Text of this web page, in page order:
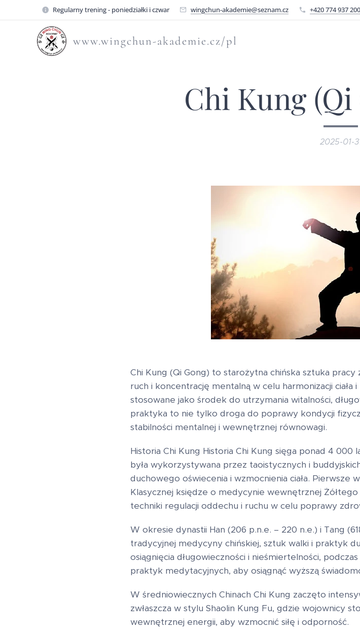
Regularny trening - poniedziałki i czwar wingchun-akademie@seznam.cz +420 774 937 200
www.wingchun-akademie.cz/pl
Chi Kung (Qi
2025-01-
Chi Kung (Qi Gong) to starożytna chińska sztuka
ruch i koncentrację mentalną w celu harmonizacji ciała
stosowane jako środek do utrzymania witalności,
praktyka to nie tylko droga do poprawy kondycji
stabilności mentalnej i wewnętrznej równowagi.
Historia Chi Kung Historia Chi Kung sięga ponad 4
była wykorzystywana przez taoistycznych i
duchowego oświecenia i wzmocnienia ciała. Pierwsze
Klasycznej księdze o medycynie wewnętrznej
techniki regulacji oddechu i ruchu w celu poprawy
W okresie dynastii Han (206 p.n.e. – 220 n.e.) i Tang
tradycyjnej medycyny chińskiej, sztuk walki i praktyk
osiągnięcia długowieczności i nieśmiertelności,
praktyk medytacyjnych, aby osiągnąć wyższą
W średniowiecznych Chinach Chi Kung zaczęto
zwłaszcza w stylu Shaolin Kung Fu, gdzie wojownicy
wewnętrznej energii, aby wzmocnić siłę i odporność.